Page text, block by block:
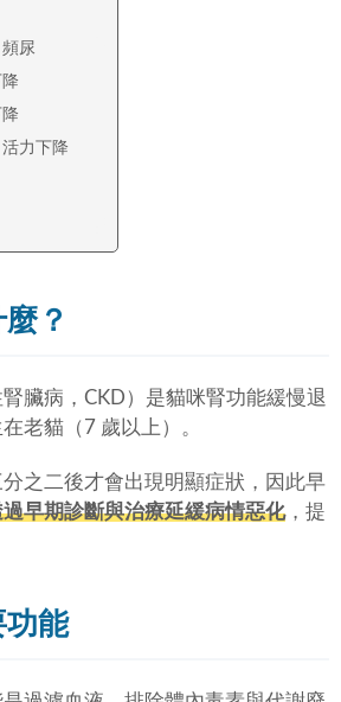
尿
力下降
？
臟病，CKD）是貓咪腎功能緩慢退
老貓（7 歲以上）。
之二後才會出現明顯症狀，因此早
早期診斷與治療延緩病情惡化，提
功能